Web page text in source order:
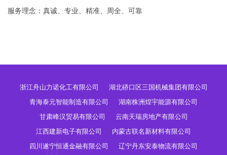
服务理念：真诚、专业、精准、周全、可靠
浙江舟山力诺化工有限公司
湖北硚口区三国机械集团有限公司
青海泰元智能制造有限公司
湖南株洲煌宇能源有限公司
甘肃峰汉贸易有限公司
云南天瑞房地产有限公司
江西建新电子有限公司
内蒙古联名新材料有限公司
四川遂宁恒通金融有限公司
辽宁丹东安泰物流有限公司